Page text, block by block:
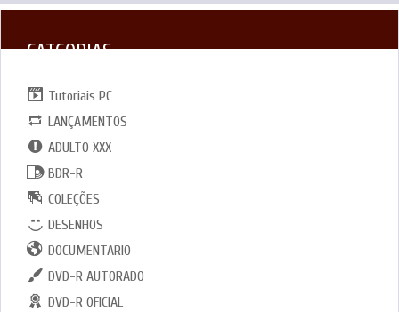
CATGORIAS
Tutoriais PC
LANÇAMENTOS
ADULTO XXX
BDR-R
COLEÇÕES
DESENHOS
DOCUMENTARIO
DVD-R AUTORADO
DVD-R OFICIAL